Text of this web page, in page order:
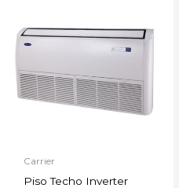
Carrier
Piso Techo Inverter